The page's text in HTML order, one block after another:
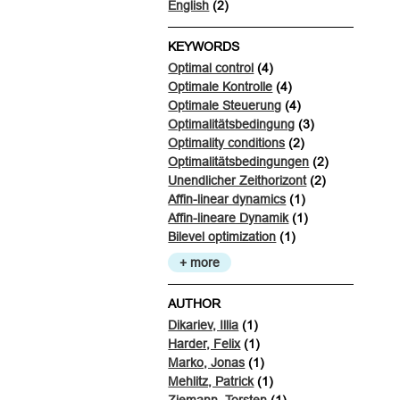
English (2)
KEYWORDS
Optimal control (4)
Optimale Kontrolle (4)
Optimale Steuerung (4)
Optimalitätsbedingung (3)
Optimality conditions (2)
Optimalitätsbedingungen (2)
Unendlicher Zeithorizont(2)
Affin-linear dynamics (1)
Affin-lineare Dynamik(1)
Bilevel optimization (1)
+ more
AUTHOR
Dikariev, Illia (1)
Harder, Felix(1)
Marko, Jonas (1)
Mehlitz, Patrick(1)